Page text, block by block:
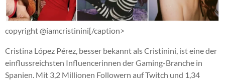
copyright @iamcristinini[/caption>
Cristina López Pérez, besser bekannt als Cristinini, ist eine der
einflussreichsten Influencerinnen der Gaming-Branche in
Spanien. Mit 3,2 Millionen Followern auf Twitch und 1,34